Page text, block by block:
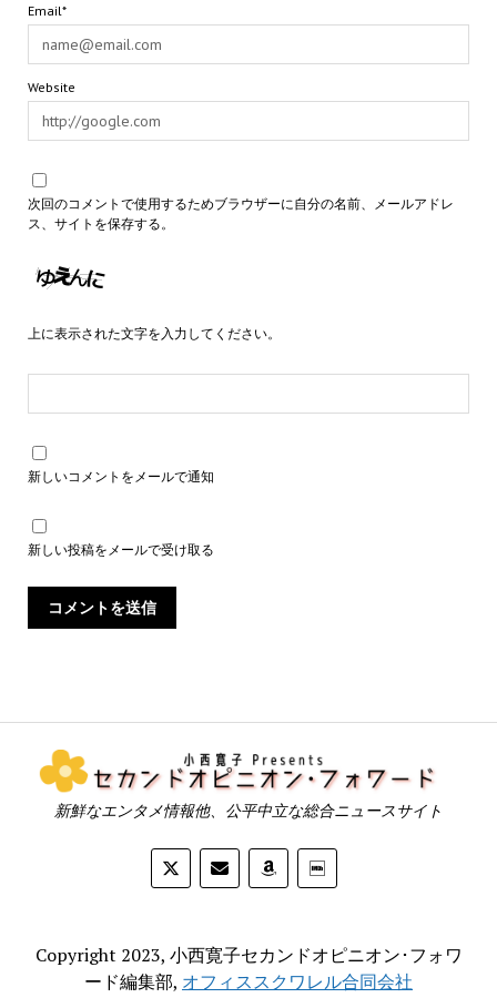
Email*
Website
次回のコメントで使用するためブラウザーに自分の名前、メールアドレ
ス、サイトを保存する。
上に表示された文字を入力してください。
新しいコメントをメールで通知
新しい投稿をメールで受け取る
新鮮なエンタメ情報他、公平中立な総合ニュースサイト
Copyright 2023, 小西寛子セカンドオピニオン･フォワ
ード編集部, オフィススクワレル合同会社